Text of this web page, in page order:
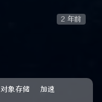
2 年前
对象存储
加速